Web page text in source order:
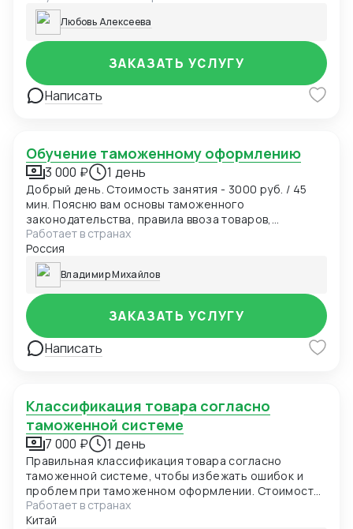
Любовь Алексеева
Написать
ЗАКАЗАТЬ УСЛУГУ
Обучение таможенному оформлению
3 000 ₽ 1 день
Добрый день. Стоимость занятия - 3000 руб. / 45
мин. Поясню вам основы таможенного
законодательства, правила ввоза товаров,
особенности ведения ВЭД, запреты и ограничения,
требуемые документы, таможенные платежи,
порядок таможенного декларирования,
технические, практические и правовые нюансы.
Также отвечу на ваши дополнительные вопросы.
Опыт в сфере таможенного оформления 10 лет -
работаю профессиональным таможенным
представителем (брокером).
Работает в странах
Россия
Владимир Михайлов
Написать
ЗАКАЗАТЬ УСЛУГУ
Классификация товара согласно
таможенной системе
7 000 ₽ 1 день
Правильная классификация товара согласно
таможенной системе, чтобы избежать ошибок и
проблем при таможенном оформлении. Стоимость
услуги зависит от сложности классификации и
количества товаров.
Работает в странах
Китай